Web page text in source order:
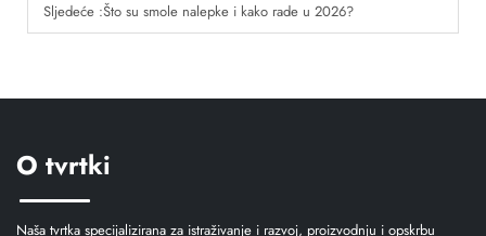
Sljedeće :Što su smole nalepke i kako rade u 2026?
O tvrtki
Naša tvrtka specijalizirana za istraživanje i razvoj, proizvodnju i opskrbu